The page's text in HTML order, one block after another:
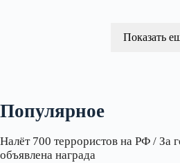
Показать
Популярное
Налёт 700 террористов на РФ / За
объявлена награда